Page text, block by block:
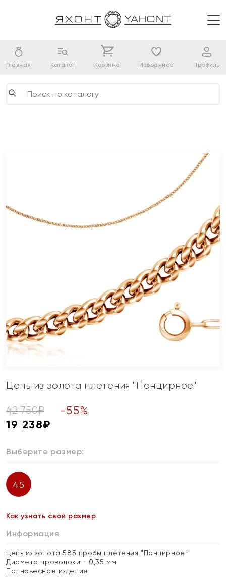
Главная Каталог Корзина Избранное Профиль
Цепь из золота плетения "Панцирное"
42 750₽ -55%
19 238₽
Выберите размер:
45
Как узнать свой размер
Информация
Цепь из золота 585 пробы плетения "Панцирное"
Диаметр проволоки - 0,35 мм
Полновесное изделие